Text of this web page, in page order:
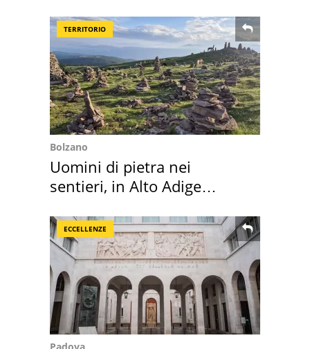
TERRITORIO
Bolzano
Uomini di pietra nei
sentieri, in Alto Adige
ECCELLENZE